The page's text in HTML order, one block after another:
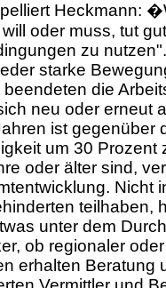
Heckmann:
oder muss, tut
zu nutzen".
starke
die
neu oder erneut
ist gegenüber
um 30
oder älter sind,
Nicht
teilhaben,
unter dem
ob regionaler
erhalten Beratung